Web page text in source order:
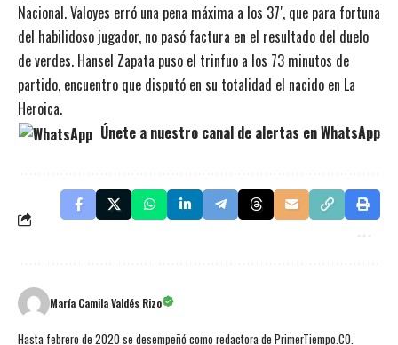
Nacional. Valoyes erró una pena máxima a los 37′, que para fortuna
del habilidoso jugador, no pasó factura en el resultado del duelo
de verdes. Hansel Zapata puso el trinfuo a los 73 minutos de
partido, encuentro que disputó en su totalidad el nacido en La
Heroica.
Únete a nuestro canal de alertas en WhatsApp
María Camila Valdés Rizo
Hasta febrero de 2020 se desempeñó como redactora de PrimerTiempo.CO.